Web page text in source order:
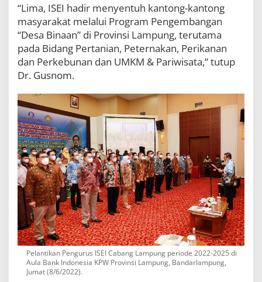
“Lima, ISEI hadir menyentuh kantong-kantong
masyarakat melalui Program Pengembangan
“Desa Binaan” di Provinsi Lampung, terutama
pada Bidang Pertanian, Peternakan, Perikanan
dan Perkebunan dan UMKM & Pariwisata,” tutup
Dr. Gusnom.
Pelantikan Pengurus ISEI Cabang Lampung periode 2022-2025 di
Aula Bank Indonesia KPW Provinsi Lampung, Bandarlampung,
Jumat (8/6/2022).